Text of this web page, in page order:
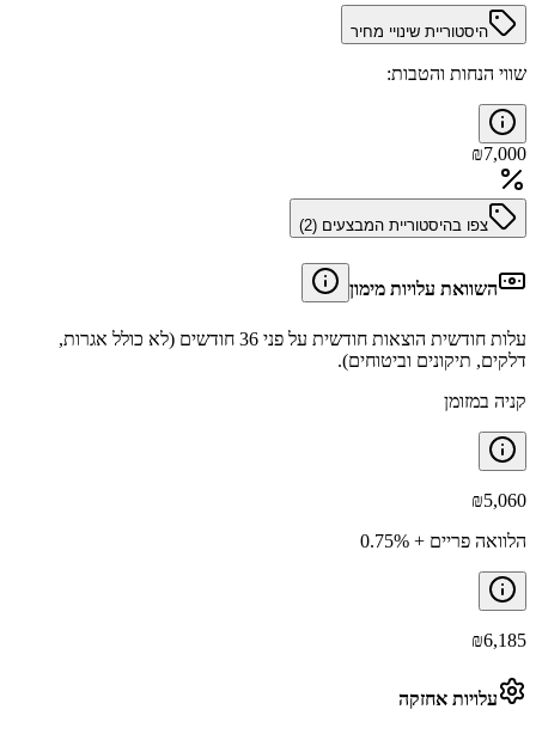
היסטוריית שינויי מחיר
שווי הנחות והטבות:
₪7,000
צפו בהיסטוריית המבצעים (2
)
השוואת עלויות מימון
עלות חודשית הוצאות חודשית על פני 36 חודשים (לא כולל אגרות,
דלקים, תיקונים וביטוחים).
קניה במזומן
₪5,060
הלוואה פריים + 0.75%
₪6,185
עלויות אחזקה